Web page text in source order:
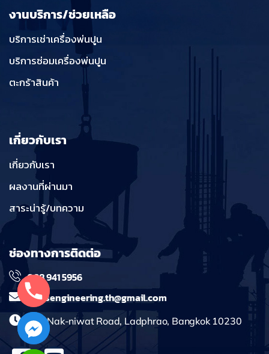
งานบริการ/ช่วยเหลือ
บริการเช่าเครื่องพ่นปูน
บริการซ่อมเครื่องพ่นปูน
ตะกร้าสินค้า
เกี่ยวกับเรา
เกี่ยวกับเรา
ผลงานที่ผ่านมา
สาระน่ารู้/บทความ
ช่องทางการติดต่อ
098 941 5956
massengineering.th@gmail.com
241 Nak-niwat Road, Ladphrao, Bangkok 10230